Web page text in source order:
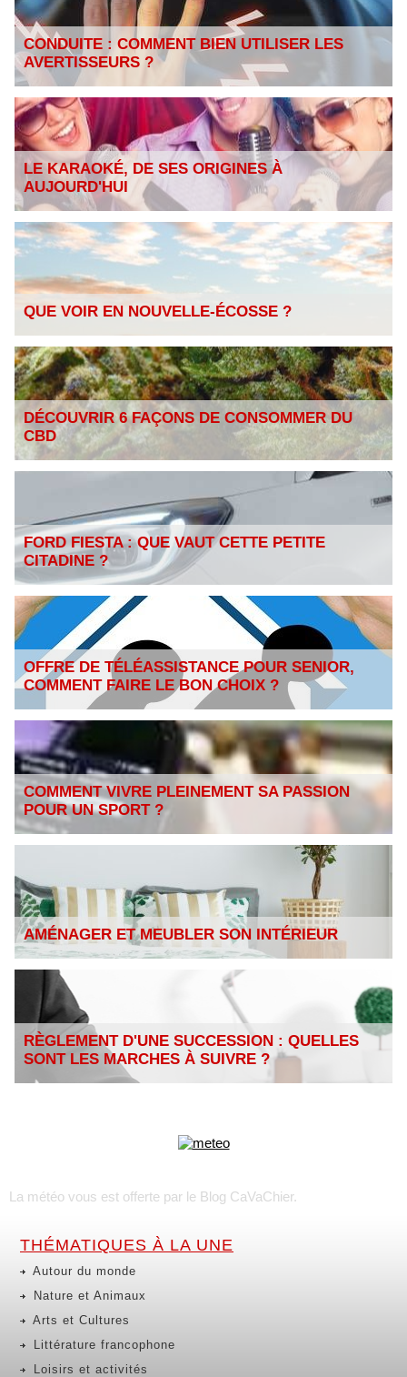
CONDUITE : COMMENT BIEN UTILISER LES
AVERTISSEURS ?
LE KARAOKÉ, DE SES ORIGINES À
AUJOURD'HUI
QUE VOIR EN NOUVELLE-ÉCOSSE ?
DÉCOUVRIR 6 FAÇONS DE CONSOMMER DU
CBD
FORD FIESTA : QUE VAUT CETTE PETITE
CITADINE ?
OFFRE DE TÉLÉASSISTANCE POUR SENIOR,
COMMENT FAIRE LE BON CHOIX ?
COMMENT VIVRE PLEINEMENT SA PASSION
POUR UN SPORT ?
AMÉNAGER ET MEUBLER SON INTÉRIEUR
RÈGLEMENT D'UNE SUCCESSION : QUELLES
SONT LES MARCHES À SUIVRE ?
La météo vous est offerte par le Blog CaVaChier.
THÉMATIQUES À LA UNE
Autour du monde
Nature et Animaux
Arts et Cultures
Littérature francophone
Loisirs et activités